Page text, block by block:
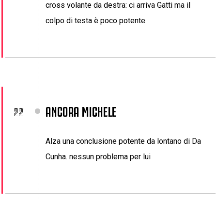
cross volante da destra: ci arriva Gatti ma il
colpo di testa è poco potente
22' ANCORA MICHELE
Alza una conclusione potente da lontano di Da
Cunha. nessun problema per lui